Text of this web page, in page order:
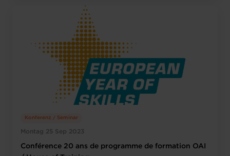
Montag 25 Sep 2023
Konferenz / Seminar
Conférence 20 ans de programme de formation OAI